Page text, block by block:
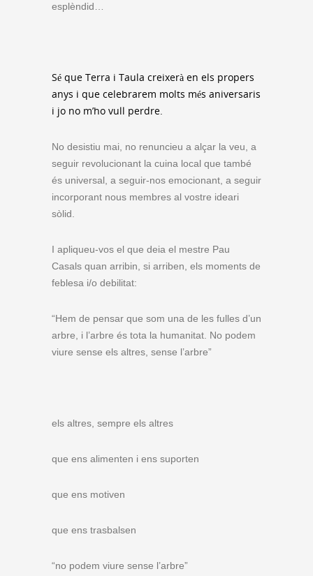
esplèndid…
Sé que Terra i Taula creixerà en els propers
anys i que celebrarem molts més aniversaris
i jo no m’ho vull perdre.
No desistiu mai, no renuncieu a alçar la veu, a
seguir revolucionant la cuina local que també
és universal, a seguir-nos emocionant, a seguir
incorporant nous membres al vostre ideari
sòlid.
I apliqueu-vos el que deia el mestre Pau
Casals quan arribin, si arriben, els moments de
feblesa i/o debilitat:
“Hem de pensar que som una de les fulles d’un
arbre, i l’arbre és tota la humanitat. No podem
viure sense els altres, sense l’arbre”
els altres, sempre els altres
que ens alimenten i ens suporten
que ens motiven
que ens trasbalsen
“no podem viure sense l’arbre”